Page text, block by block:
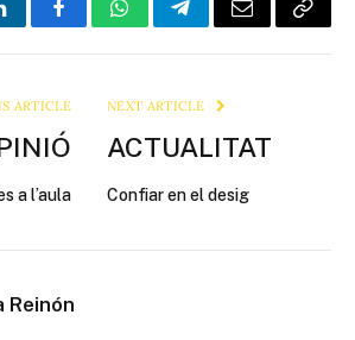
FacebookWhatsAppTelegramEmail Copy
ARTICLE
a l’aula
NEXT ARTICLE
ACTUALITAT
Confiar en el desig
Reinón